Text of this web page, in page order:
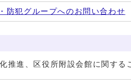
防犯グループへのお問い合わせ
推進、区役所附設会館に関する